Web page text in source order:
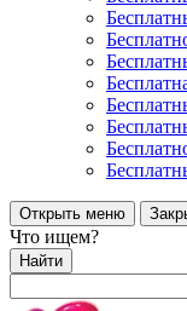
Открыть меню
Что ищем?
Найти